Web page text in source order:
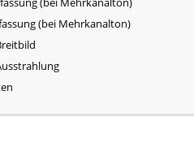
(bei Mehrkanalton)